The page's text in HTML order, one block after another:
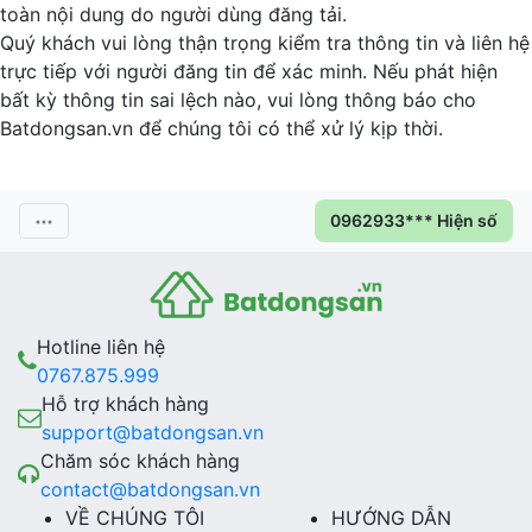
toàn nội dung do người dùng đăng tải.
Quý khách vui lòng thận trọng kiểm tra thông tin và liên hệ
trực tiếp với người đăng tin để xác minh. Nếu phát hiện
bất kỳ thông tin sai lệch nào, vui lòng thông báo cho
Batdongsan.vn để chúng tôi có thể xử lý kịp thời.
0962933*** Hiện số
Hotline liên hệ
0767.875.999
Hỗ trợ khách hàng
support@batdongsan.vn
Chăm sóc khách hàng
contact@batdongsan.vn
VỀ CHÚNG TÔI
HƯỚNG DẪN